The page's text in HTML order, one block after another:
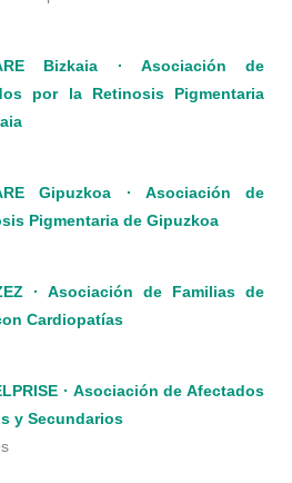
Bizkaia · Asociación de
por la Retinosis Pigmentaria
Gipuzkoa · Asociación de
Pigmentaria de Gipuzkoa
· Asociación de Familias de
Cardiopatías
· Asociación de Afectados
y Secundarios